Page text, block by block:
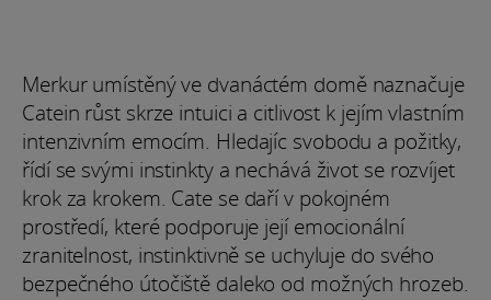
Merkur umístěný ve dvanáctém domě naznačuje
Catein růst skrze intuici a citlivost k jejím vlastním
intenzivním emocím. Hledajíc svobodu a požitky,
řídí se svými instinkty a nechává život se rozvíjet
krok za krokem. Cate se daří v pokojném
prostředí, které podporuje její emocionální
zranitelnost, instinktivně se uchyluje do svého
bezpečného útočiště daleko od možných hrozeb.